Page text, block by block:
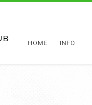
HOME INFO